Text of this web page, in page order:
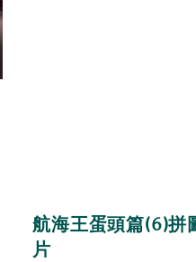
航海王蛋頭篇(6)拼
片